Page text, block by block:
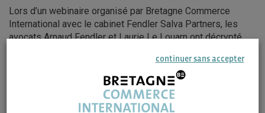
Lors d’un webinaire organisé par Bretagne Commerce
International avec le cabinet Fendler Salva Partners, les
avocats Arnaud Fendler et Laurie Le Louarn ont décrypté
Un paysage douanier en mutation
Les droits réciproques et les spécificités sectorielles
continuer sans accepter